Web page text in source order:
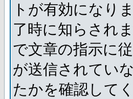
トが有効になり
了時に知らされ
で文章の指示に
が送信されてい
たかを確認して